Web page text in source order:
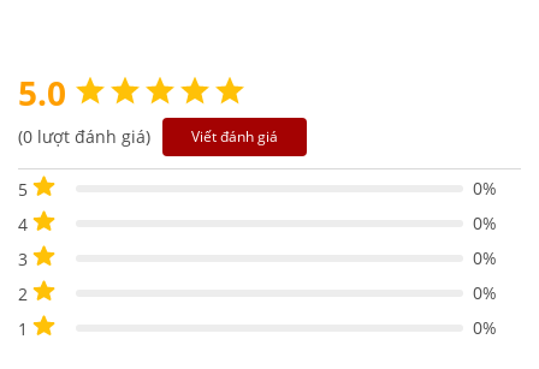
5.0
(0 lượt đánh giá) Viết đánh giá
5
0%
4
0%
3
0%
2
0%
1
0%